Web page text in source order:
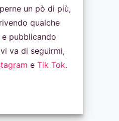
un pò di più,
qualche
pubblicando
va di seguirmi,
e Tik Tok.